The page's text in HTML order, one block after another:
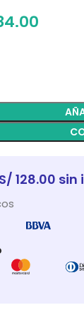
128.00 sin